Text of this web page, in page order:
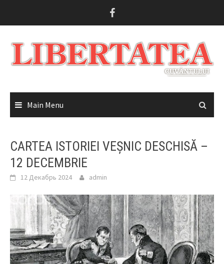
Main Menu
CARTEA ISTORIEI VEȘNIC DESCHISĂ –
12 DECEMBRIE
12 Декабрь 2024 admin